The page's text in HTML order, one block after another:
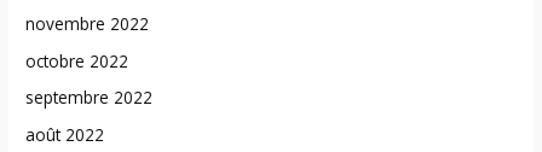
novembre 2022
octobre 2022
septembre 2022
août 2022